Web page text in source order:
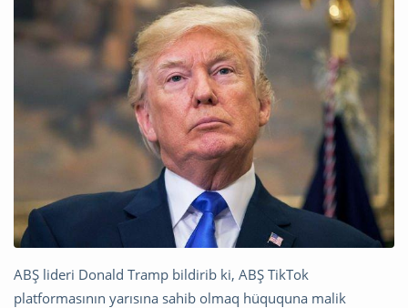
ABŞ lideri Donald Tramp bildirib ki, ABŞ TikTok
platformasının yarısına sahib olmaq hüququna malik